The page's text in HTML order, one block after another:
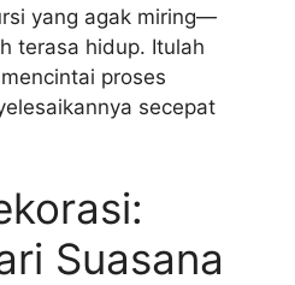
yang agak miring—
terasa hidup. Itulah
proses
secepat
Suasana